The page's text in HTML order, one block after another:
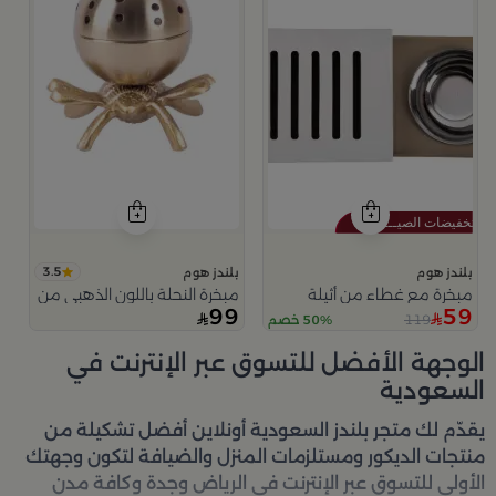
بلندز هوم
مبخرة مع غطاء من أثيلة
59
119 50% خصم
بلندز هوم 3.5
مبخرة النحلة باللون الذهبي من امارا
99
الوجهة الأفضل للتسوق عبر الإنترنت في
السعودية
يقدّم لك متجر بلندز السعودية أونلاين أفضل تشكيلة من
منتجات الديكور ومستلزمات المنزل والضيافة لتكون وجهتك
الأولى للتسوق عبر الإنترنت في الرياض وجدة وكافة مدن